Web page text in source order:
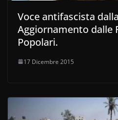
Voce antifascista
Aggiornamento dalle
Popolari.
17 Dicembre 2015